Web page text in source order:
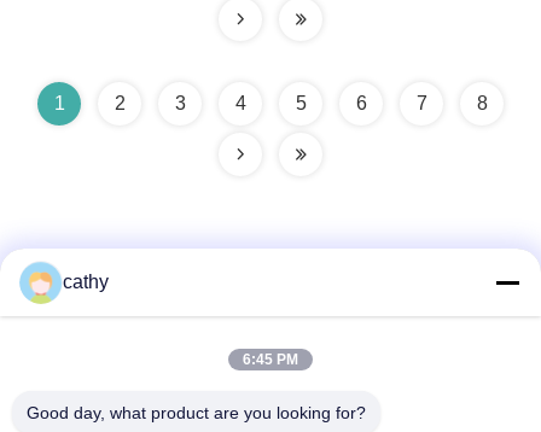
1 2 3 4 5 6 7 8
Schnelle Kontaktaufnahme
Anschrift
cathy
6:45 PM
Good day, what product are you looking for?